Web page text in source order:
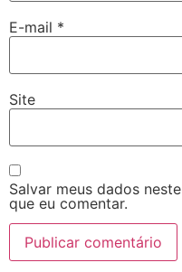
E-mail *
Site
Salvar meus dados
que eu comentar.